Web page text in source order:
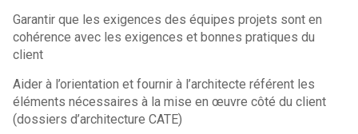
Garantir que les exigences des équipes projets sont en
cohérence avec les exigences et bonnes pratiques du
client
Aider à l’orientation et fournir à l’architecte référent les
éléments nécessaires à la mise en œuvre côté du client
(dossiers d’architecture CATE)